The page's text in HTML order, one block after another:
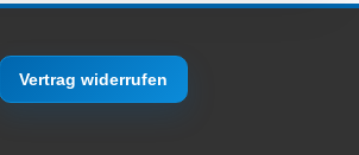
Vertrag widerrufen